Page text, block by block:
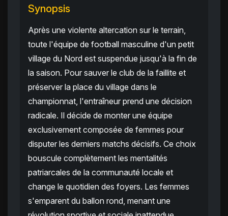
Synopsis
Après une violente altercation sur le terrain,
toute l'équipe de football masculine d'un petit
village du Nord est suspendue jusqu'à la fin de
la saison. Pour sauver le club de la faillite et
préserver la place du village dans le
championnat, l'entraîneur prend une décision
radicale. Il décide de monter une équipe
exclusivement composée de femmes pour
disputer les derniers matchs décisifs. Ce choix
bouscule complètement les mentalités
patriarcales de la communauté locale et
change le quotidien des foyers. Les femmes
s'emparent du ballon rond, menant une